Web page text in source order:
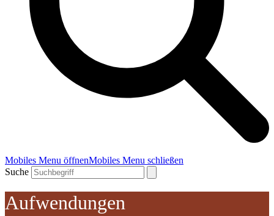
Mobiles Menu öffnenMobiles Menu schließen
Suche
Aufwendungen